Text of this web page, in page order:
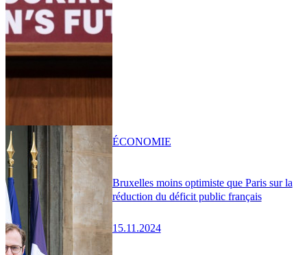
Bruxelles moins optimiste que Paris sur la
réduction du déficit public français
15.11.2024
ÉCONOMIE